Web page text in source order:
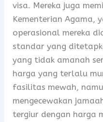
visa. Mereka juga
Kementerian Agama,
operasional mereka
standar yang
yang tidak amanah
harga yang terlalu
fasilitas mewah,
mengecewakan
tergiur dengan harga